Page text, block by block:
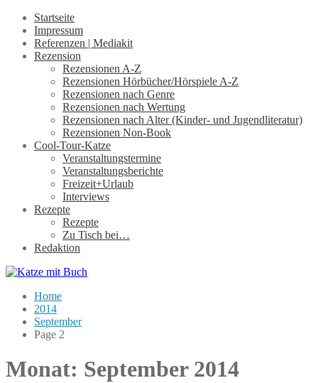
Startseite
Impressum
Referenzen | Mediakit
Rezension
Rezensionen A-Z
Rezensionen Hörbücher/Hörspiele A-Z
Rezensionen nach Genre
Rezensionen nach Wertung
Rezensionen nach Alter (Kinder- und Jugendliteratur)
Rezensionen Non-Book
Cool-Tour-Katze
Veranstaltungstermine
Veranstaltungsberichte
Freizeit+Urlaub
Interviews
Rezepte
Rezepte
Zu Tisch bei…
Redaktion
Home
2014
September
Page 2
Monat: September 2014